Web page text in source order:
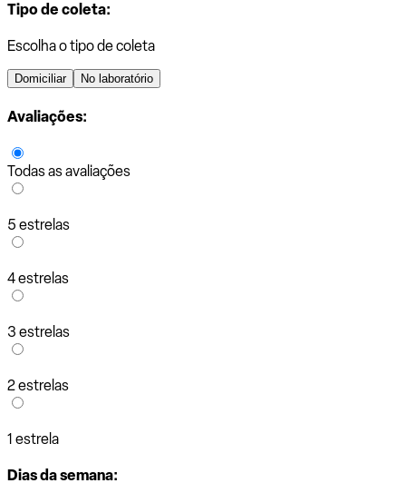
Tipo de coleta:
Escolha o tipo de coleta
Domiciliar No laboratório
Avaliações:
Todas as avaliações
5 estrelas
4 estrelas
3 estrelas
2 estrelas
1 estrela
Dias da semana: